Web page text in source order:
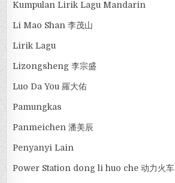
Kumpulan Lirik Lagu Mandarin
Li Mao Shan 李茂山
Lirik Lagu
Lizongsheng 李宗盛
Luo Da You 羅大佑
Pamungkas
Panmeichen 潘美辰
Penyanyi Lain
Power Station dong li huo che 动力火车